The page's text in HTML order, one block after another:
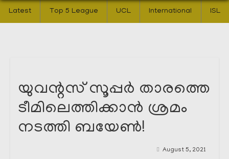
Latest Top 5 League UCL International ISL
യുവന്റസ് സൂപ്പർ താരത്തെ
ടീമിലെത്തിക്കാൻ ശ്രമം
നടത്തി ബയേൺ!
August 5, 2021